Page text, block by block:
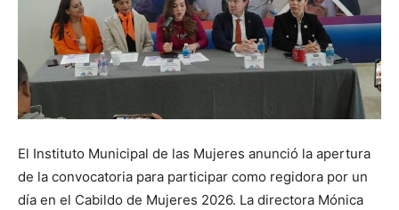
El Instituto Municipal de las Mujeres anunció la apertura
de la convocatoria para participar como regidora por un
día en el Cabildo de Mujeres 2026. La directora Mónica